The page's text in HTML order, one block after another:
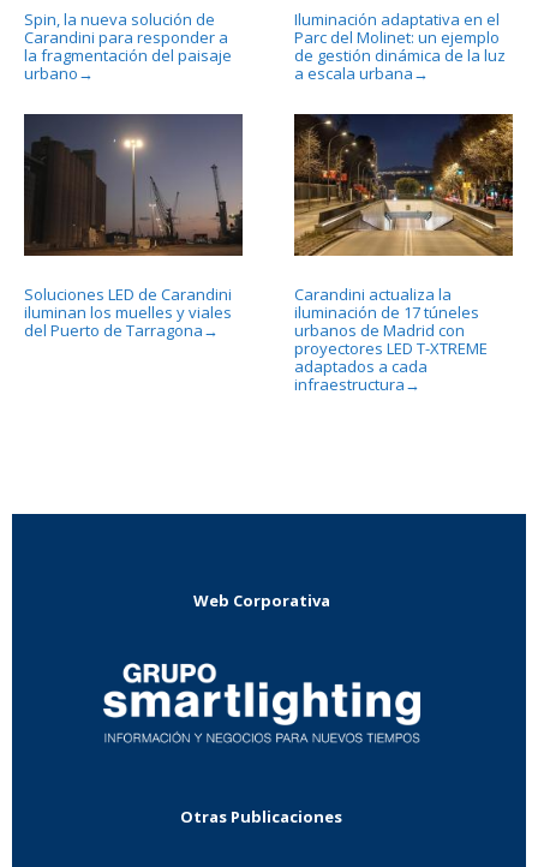
Spin, la nueva solución de
Carandini para responder a
la fragmentación del paisaje
urbano →
Iluminación adaptativa en el
Parc del Molinet: un ejemplo
de gestión dinámica de la luz
a escala urbana →
Soluciones LED de Carandini
iluminan los muelles y viales
del Puerto de Tarragona →
Carandini actualiza la
iluminación de 17 túneles
urbanos de Madrid con
proyectores LED T-XTREME
adaptados a cada
infraestructura →
Web Corporativa
Otras Publicaciones